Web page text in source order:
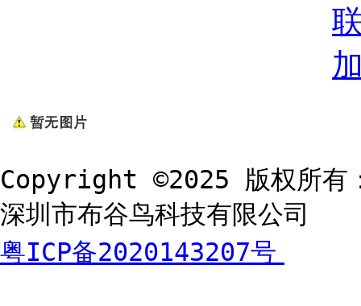
Copyright ©2025 版权所有
深圳市布谷鸟科技有限公司
粤ICP备2020143207号